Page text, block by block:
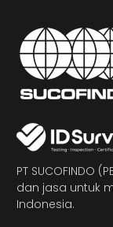
PT SUCOFINDO
dan jasa untuk
Indonesia.